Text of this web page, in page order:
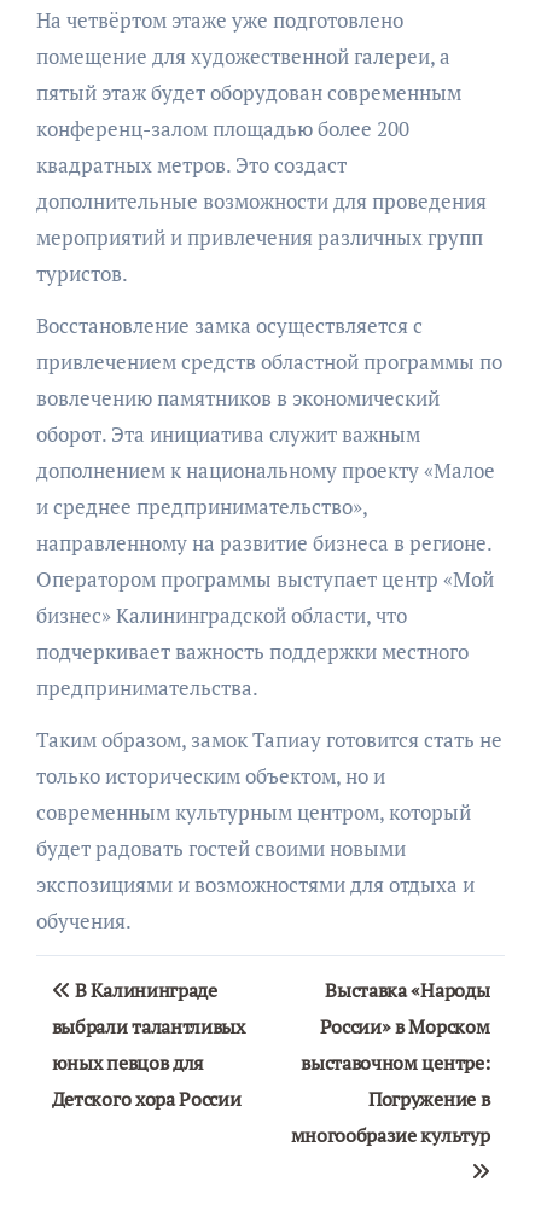
На четвёртом этаже уже подготовлено
помещение для художественной галереи, а
пятый этаж будет оборудован современным
конференц-залом площадью более 200
квадратных метров. Это создаст
дополнительные возможности для проведения
мероприятий и привлечения различных групп
туристов.
Восстановление замка осуществляется с
привлечением средств областной программы по
вовлечению памятников в экономический
оборот. Эта инициатива служит важным
дополнением к национальному проекту «Малое
и среднее предпринимательство»,
направленному на развитие бизнеса в регионе.
Оператором программы выступает центр «Мой
бизнес» Калининградской области, что
подчеркивает важность поддержки местного
предпринимательства.
Таким образом, замок Тапиау готовится стать не
только историческим объектом, но и
современным культурным центром, который
будет радовать гостей своими новыми
экспозициями и возможностями для отдыха и
обучения.
Навигация
по
записям
В Калининграде
выбрали талантливых
юных певцов для
Детского хора России
Выставка «Народы
России» в Морском
выставочном центре:
Погружение в
многообразие культур